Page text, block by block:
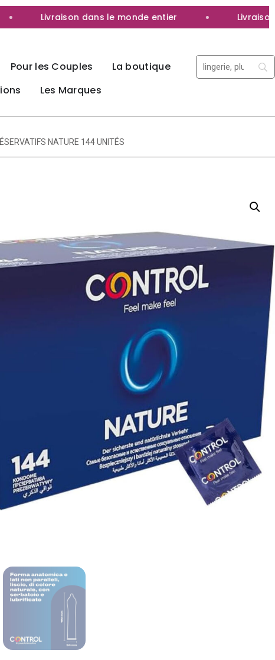
Livraison dans le monde entier Livraison
Pour les Couples
La boutique
Les Marques
NATURE 144 UNITÉS